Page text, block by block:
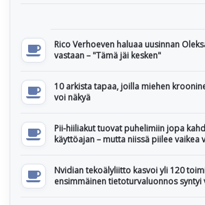
Rico Verhoeven haluaa uusinnan
vastaan – "Tämä jäi kesken"
10 arkista tapaa, joilla miehen
voi näkyä
Pii-hiiliakut tuovat puhelimiin jopa
käyttöajan – mutta niissä piilee vaikea
Nvidian tekoälyliitto kasvoi yli 120
ensimmäinen tietoturvaluonnos syntyi